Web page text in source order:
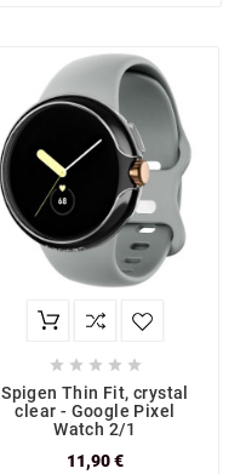
    
Spigen Thin Fit, crystal
clear - Google Pixel
Watch 2/1
11,90 €